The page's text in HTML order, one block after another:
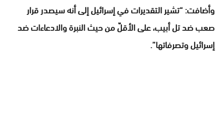
وأضافت: “تشير التقديرات في إسرائيل إلى أنه سيصدر قرار
صعب ضد تل أبيب، على الأقلّ من حيث النبرة والادعاءات ضد
إسرائيل وتصرفاتها”.